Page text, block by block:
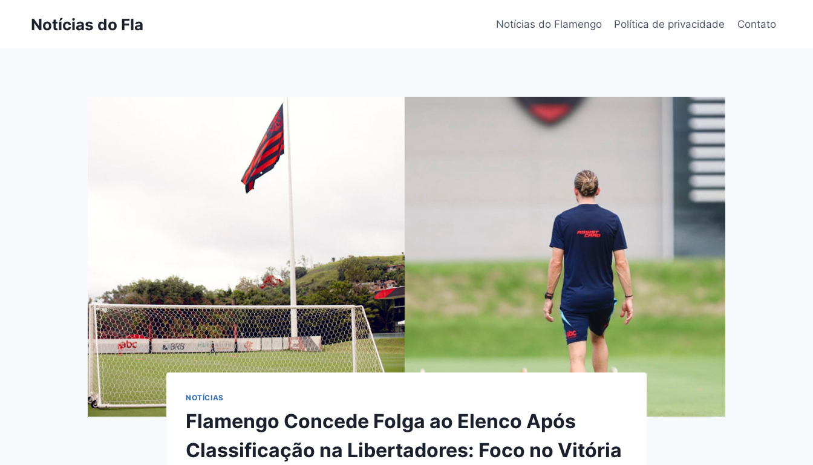
Notícias do Fla Notícias do Flamengo Política de privacidade Contato
NOTÍCIAS
Flamengo Concede Folga ao Elenco Após
Classificação na Libertadores: Foco no Vitória